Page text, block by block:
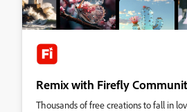
Remix with Firefly
Thousands of free creations to fall in